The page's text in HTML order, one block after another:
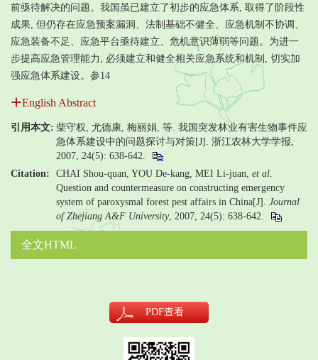
前亟待解决的问题。我国虽已建立了初步的应急体系, 取得了阶段性
成果, 但仍存在应急预案漏洞、法制基础不健全、应急机制不协调、
应急装备不足、应急平台亟待建立、危机意识薄弱等问题。为进一
步提高应急管理能力, 必须建立和健全相关应急系统和机制, 切实加
强应急体系建设。参14
English Abstract
引用本文: 柴守权, 尤德康, 梅丽娟, 等. 我国突发林业有害生物事件应
急体系建设中的问题探讨与对策[J]. 浙江农林大学学报,
2007, 24(5): 638-642.
Citation:
CHAI Shou-quan, YOU De-kang, MEI Li-juan, et al
Question and countermeasure on constructing emergency
system of paroxysmal forest pest affairs in China[J]. Journal
of Zhejiang A&F University, 2007, 24(5): 638-642.
全文HTML
PDF查看